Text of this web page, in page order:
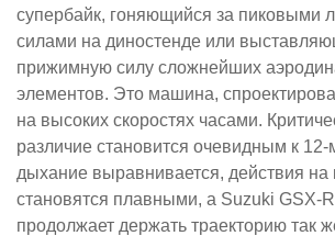
супербайк, гоняющийся за пиковыми
силами на диностенде или
прижимную силу сложнейших
элементов. Это машина,
на высоких скоростях часами.
различие становится очевидным к 12-
дыхание выравнивается, действия на
становятся плавными, а Suzuki GSX-
продолжает держать траекторию так